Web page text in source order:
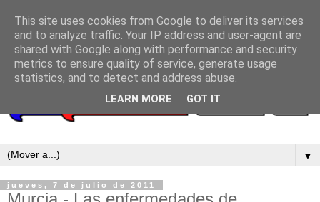
▼
jueves, 7 de julio de 2011
This site uses cookies from Google to deliver its services
and to analyze traffic. Your IP address and user-agent are
shared with Google along with performance and security
metrics to ensure quality of service, generate usage
statistics, and to detect and address abuse.
LEARN MORE GOT IT